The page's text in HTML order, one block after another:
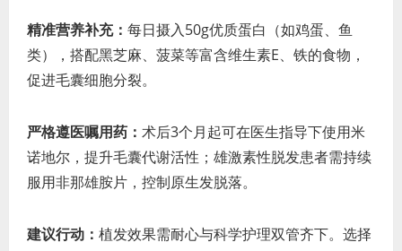
精准营养补充： 每日摄入50g优质蛋白（如鸡蛋、鱼
类），搭配黑芝麻、菠菜等富含维生素E、铁的食物，
促进毛囊细胞分裂。
严格遵医嘱用药： 术后3个月起可在医生指导下使用米
诺地尔，提升毛囊代谢活性；雄激素性脱发患者需持续
服用非那雄胺片，控制原生发脱落。
建议行动： 植发效果需耐心与科学护理双管齐下。选择